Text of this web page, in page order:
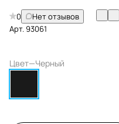
0
Нет отзывов
Арт.93061
Цвет—Черный